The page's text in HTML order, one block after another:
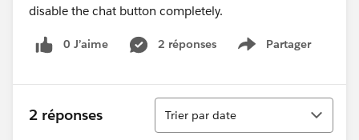
disable the chat button completely.
0 J’aime 2 réponses Partager
Show menu
2 réponses
Tri
Trier par date